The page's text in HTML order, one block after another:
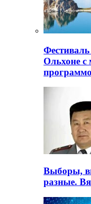
Ольхоне
Выборы,
разные.